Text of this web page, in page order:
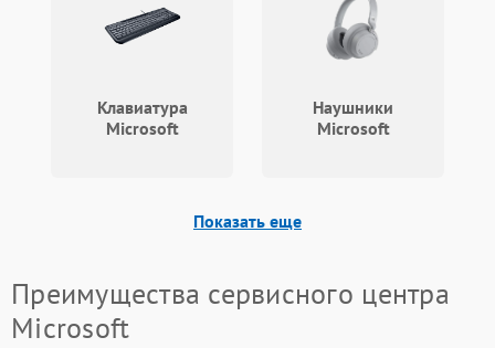
Клавиатура
Microsoft
Наушники
Microsoft
Показать еще
Преимущества сервисного центра
Microsoft